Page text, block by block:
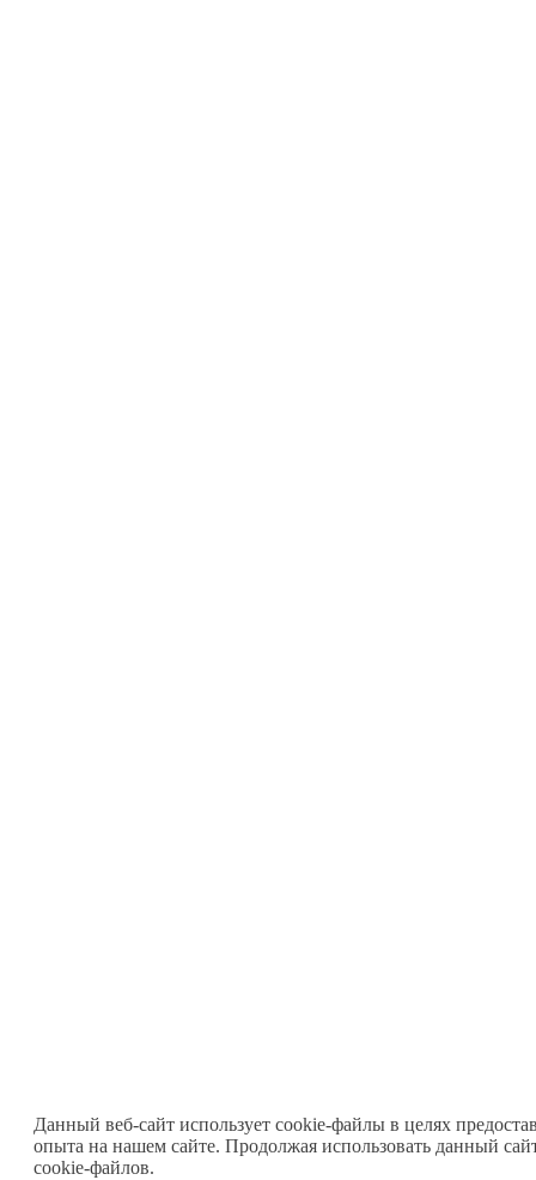
Данный веб-сайт использует cookie-файлы в целях
опыта на нашем сайте. Продолжая использовать данный
cookie-файлов.